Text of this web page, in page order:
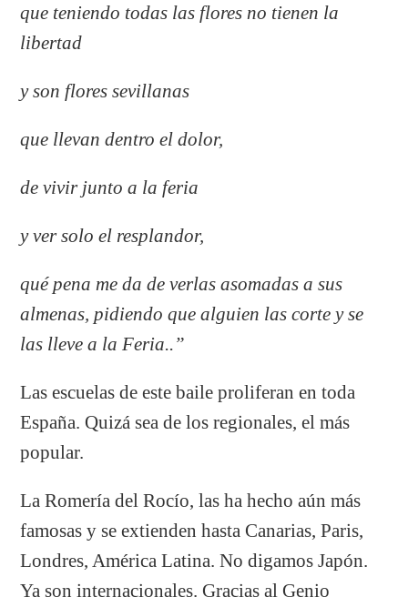
que teniendo todas las flores no tienen la
libertad
y son flores sevillanas
que llevan dentro el dolor,
de vivir junto a la feria
y ver solo el resplandor,
qué pena me da de verlas asomadas a sus
almenas, pidiendo que alguien las corte y se
las lleve a la Feria..”
Las escuelas de este baile proliferan en toda
España. Quizá sea de los regionales, el más
popular.
La Romería del Rocío, las ha hecho aún más
famosas y se extienden hasta Canarias, Paris,
Londres, América Latina. No digamos Japón.
Ya son internacionales. Gracias al Genio